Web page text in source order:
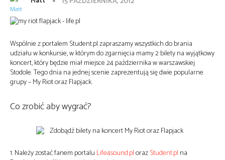
Wspólnie z portalem Student.pl zapraszamy wszystkich do brania
udziału w konkursie, w którym do zgarnięcia mamy 2 bilety na wyjątkowy
koncert, który będzie miał miejsce 24 października w warszawskiej
Stodole. Tego dnia na jednej scenie zaprezentują się dwie popularne
grupy – My Riot oraz Flapjack.
Co zrobić aby wygrać?
1. Należy zostać fanem portalu Life4sound.plorazStudent.pl na